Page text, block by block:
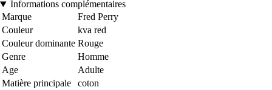
Informations complémentaires
Marque
Fred Perry
Couleur
kva red
Couleur dominante Rouge
Genre
Homme
Age
Adulte
Matière principale
coton